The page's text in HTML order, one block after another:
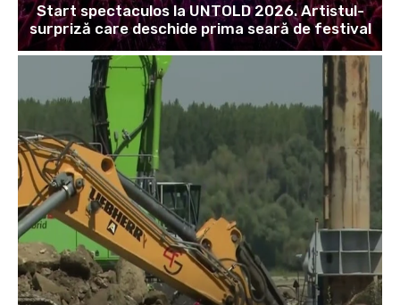
Start spectaculos la UNTOLD 2026. Artistul-
surpriză care deschide prima seară de festival